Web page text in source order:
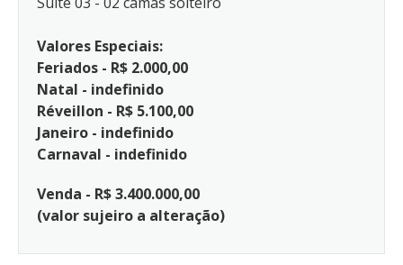
Valores Especiais:
Feriados - R$ 2.000,00
Natal - indefinido
Réveillon - R$ 5.100,00
Janeiro - indefinido
Carnaval - indefinido
Venda - R$ 3.400.000,00
(valor sujeiro a alteração)